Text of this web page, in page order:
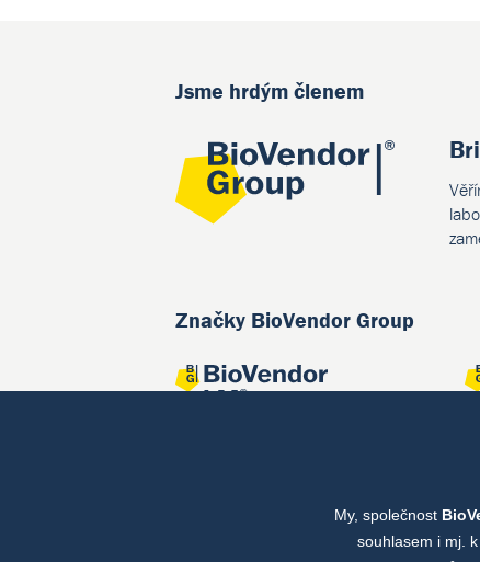
Jsme hrdým členem
Značky BioVendor Group
Společné projekty
My, společnost
souhlasem i mj.